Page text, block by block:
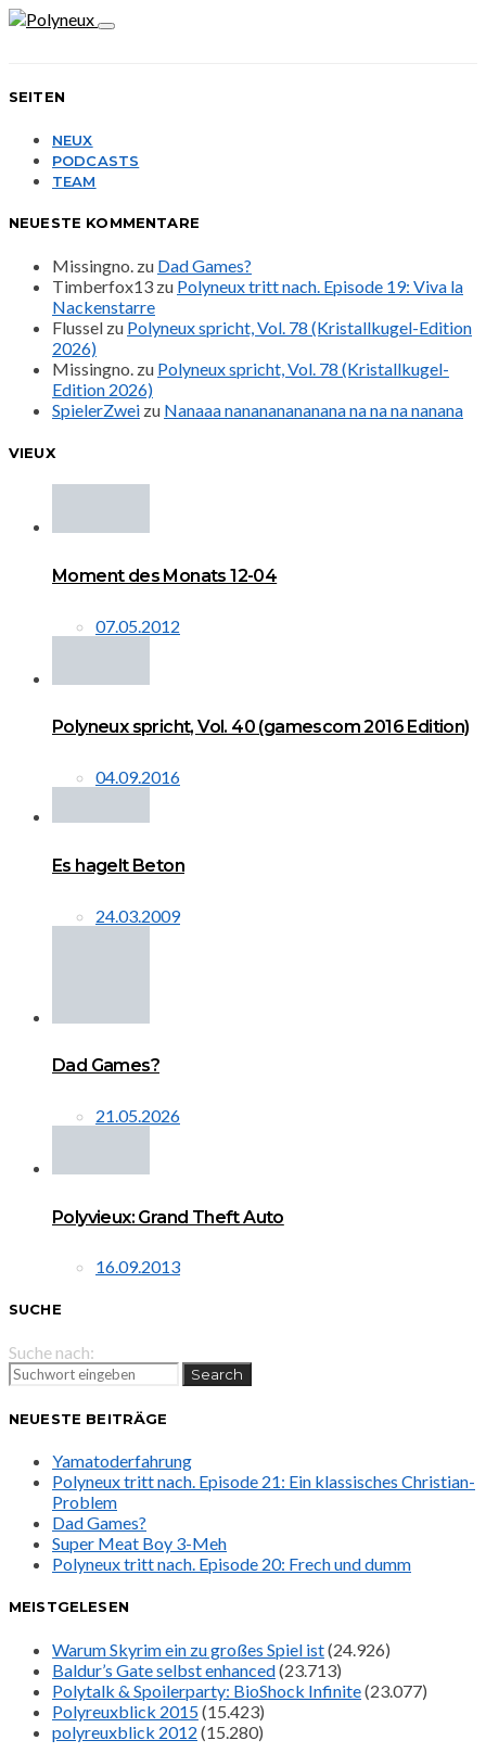
SEITEN
NEUX
PODCASTS
TEAM
NEUESTE KOMMENTARE
Missingno. zu Dad Games?
Timberfox13 zu Polyneux tritt nach. Episode 19: Viva la
Nackenstarre
Flussel zu Polyneux spricht, Vol. 78 (Kristallkugel-Edition
2026)
Missingno. zu Polyneux spricht, Vol. 78 (Kristallkugel-
Edition 2026)
SpielerZwei zu Nanaaa nanananananana na na na nanana
VIEUX
Moment des Monats 12-04
07.05.2012
Polyneux spricht, Vol. 40 (gamescom 2016 Edition)
04.09.2016
Es hagelt Beton
24.03.2009
Dad Games?
21.05.2026
Polyvieux: Grand Theft Auto
16.09.2013
SUCHE
Suche nach:
Search
NEUESTE BEITRÄGE
Yamatoderfahrung
Polyneux tritt nach. Episode 21: Ein klassisches Christian-
Problem
Dad Games?
Super Meat Boy 3-Meh
Polyneux tritt nach. Episode 20: Frech und dumm
MEISTGELESEN
Warum Skyrim ein zu großes Spiel ist(24.926)
Baldur’s Gate selbst enhanced(23.713)
Polytalk & Spoilerparty: BioShock Infinite(23.077)
Polyreuxblick 2015(15.423)
polyreuxblick 2012 (15.280)